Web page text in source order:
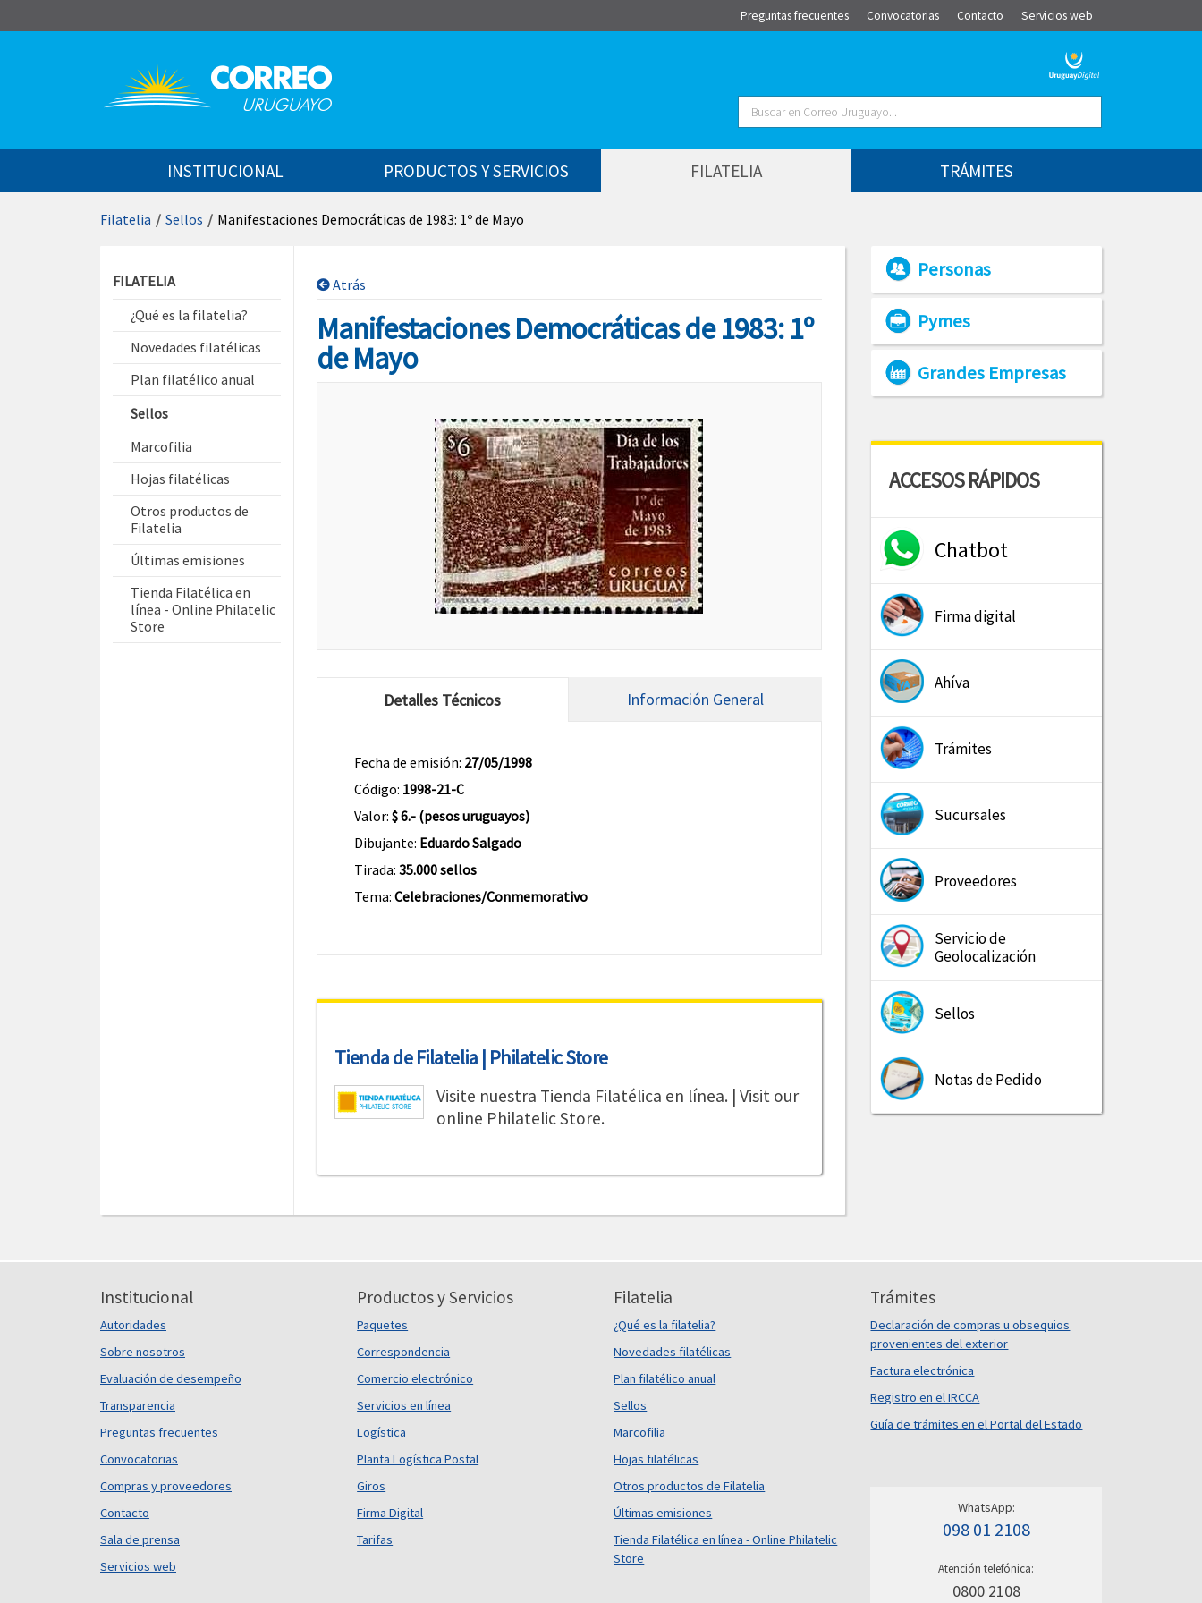
Preguntas frecuentes Convocatorias Contacto Servicios web
Buscar
INSTITUCIONAL PRODUCTOS Y SERVICIOS FILATELIA TRÁMITES
Filatelia / Sellos / Manifestaciones Democráticas de 1983: 1º de Mayo
FILATELIA
¿Qué es la filatelia?
Novedades filatélicas
Plan filatélico anual
Sellos
Marcofilia
Hojas filatélicas
Otros productos de
Filatelia
Últimas emisiones
Tienda Filatélica en
línea - Online Philatelic
Store
Atrás
Manifestaciones Democráticas de 1983: 1º
de Mayo
Detalles Técnicos Información General
Fecha de emisión: 27/05/1998
Código: 1998-21-C
Valor: $ 6.- (pesos uruguayos)
Dibujante: Eduardo Salgado
Tirada: 35.000 sellos
Tema: Celebraciones/Conmemorativo
Tienda de Filatelia | Philatelic Store
Visite nuestra Tienda Filatélica en línea. | Visit our
online Philatelic Store.
Personas
Pymes
Grandes Empresas
ACCESOS RÁPIDOS
Chatbot
Firma digital
Ahíva
Trámites
Sucursales
Proveedores
Servicio de
Geolocalización
Sellos
Notas de Pedido
Institucional
Autoridades
Sobre nosotros
Evaluación de desempeño
Transparencia
Preguntas frecuentes
Convocatorias
Compras y proveedores
Contacto
Sala de prensa
Servicios web
Productos y Servicios
Paquetes
Correspondencia
Comercio electrónico
Servicios en línea
Logística
Planta Logística Postal
Giros
Firma Digital
Tarifas
Filatelia
¿Qué es la filatelia?
Novedades filatélicas
Plan filatélico anual
Sellos
Marcofilia
Hojas filatélicas
Otros productos de Filatelia
Últimas emisiones
Tienda Filatélica en línea - Online Philatelic
Store
Trámites
Declaración de compras u obsequios
provenientes del exterior
Factura electrónica
Registro en el IRCCA
Guía de trámites en el Portal del Estado
WhatsApp:
098 01 2108
Atención telefónica:
0800 2108